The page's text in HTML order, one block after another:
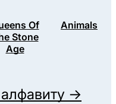
Of
Stone
Age
Animals
→